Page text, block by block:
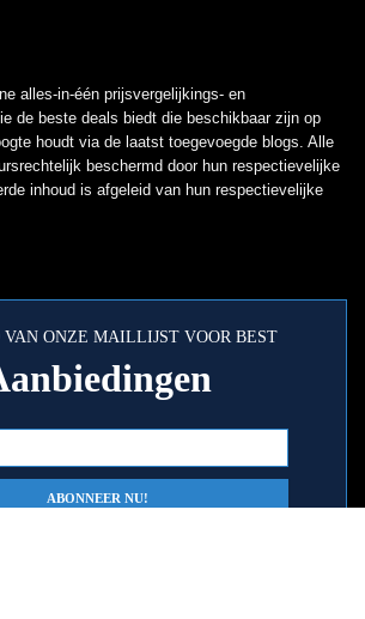
alles-in-één prijsvergelijkings- en
de beste deals biedt die beschikbaar zijn op
houdt via de laatst toegevoegde blogs. Alle
beschermd door hun respectievelijke
inhoud is afgeleid van hun respectievelijke
ONZE MAILLIJST VOOR BEST